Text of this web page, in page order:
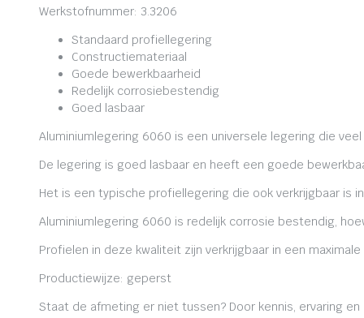
Werkstofnummer: 3.3206
Standaard profiellegering
Constructiemateriaal
Goede bewerkbaarheid
Redelijk corrosiebestendig
Goed lasbaar
Aluminiumlegering 6060 is een universele legering die
De legering is goed lasbaar en heeft een goede
Het is een typische profiellegering die ook verkrijgbaar is
Aluminiumlegering 6060 is redelijk corrosie bestendig,
Profielen in deze kwaliteit zijn verkrijgbaar in een
Productiewijze: geperst
Staat de afmeting er niet tussen? Door kennis, ervaring